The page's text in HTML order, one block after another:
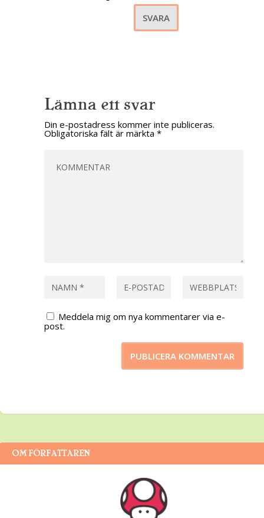
SVARA
Lämna ett svar
Din e-postadress kommer inte publiceras.
Obligatoriska fält är märkta *
Meddela mig om nya kommentarer via e-
post.
OM FÖRFATTAREN